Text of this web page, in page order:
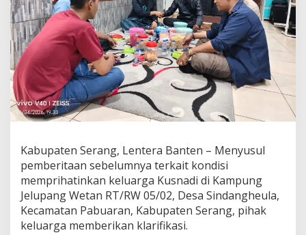
Kabupaten Serang, Lentera Banten – Menyusul
pemberitaan sebelumnya terkait kondisi
memprihatinkan keluarga Kusnadi di Kampung
Jelupang Wetan RT/RW 05/02, Desa Sindangheula,
Kecamatan Pabuaran, Kabupaten Serang, pihak
keluarga memberikan klarifikasi.